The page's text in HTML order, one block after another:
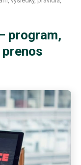
program,